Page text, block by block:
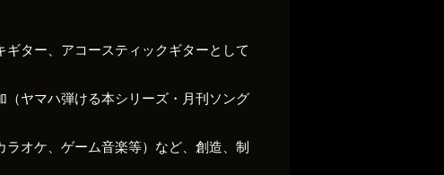
ター、アコースティックギターとして
ヤマハ弾ける本シリーズ・月刊ソング
オケ、ゲーム音楽等）など、創造、制